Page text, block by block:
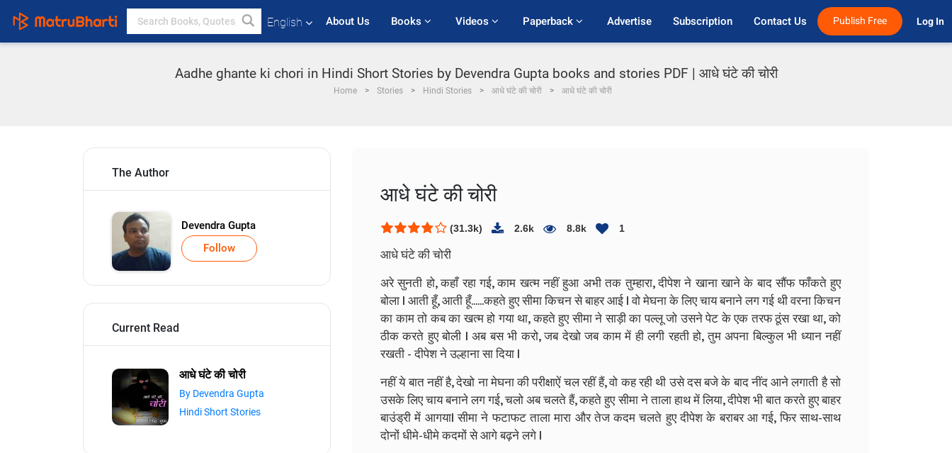
English About Us Books Videos Paperback Advertise Subscription Contact Us Publish Free Log In
Aadhe ghante ki chori in Hindi Short Stories by Devendra Gupta books and stories PDF | आधे घंटे की चोरी
Home Stories Hindi Stories आधे घंटे की चोरी आधे घंटे की चोरी
The Author
Devendra Gupta
Follow
Current Read
आधे घंटे की चोरी
By Devendra Gupta
Hindi Short Stories
आधे घंटे की चोरी
(31.3k) 2.6k 8.8k 1
आधे घंटे की चोरी
अरे सुनती हो, कहाँ रहा गई, काम खत्म नहीं हुआ अभी तक तुम्हारा, दीपेश ने खाना खाने के बाद सौंफ फाँकते हुए
बोला l आती हूँ, आती हूँ......कहते हुए सीमा किचन से बाहर आई l वो मेघना के लिए चाय बनाने लग गई थी वरना किचन
का काम तो कब का खत्म हो गया था, कहते हुए सीमा ने साड़ी का पल्लू जो उसने पेट के एक तरफ ठूंस रखा था, को
ठीक करते हुए बोली l अब बस भी करो, जब देखो जब काम में ही लगी रहती हो, तुम अपना बिल्कुल भी ध्यान नहीं
रखती - दीपेश ने उल्हाना सा दिया l
नहीं ये बात नहीं है, देखो ना मेघना की परीक्षाऐं चल रहीं हैं, वो कह रही थी उसे दस बजे के बाद नींद आने लगाती है सो
उसके लिए चाय बनाने लग गई, चलो अब चलते हैं, कहते हुए सीमा ने ताला हाथ में लिया, दीपेश भी बात करते हुए बाहर
बाउंड्री में आगयाl सीमा ने फटाफट ताला मारा और तेज कदम चलते हुए दीपेश के बराबर आ गई, फिर साथ-साथ
दोनों धीमे-धीमे कदमों से आगे बढ़ने लगे l